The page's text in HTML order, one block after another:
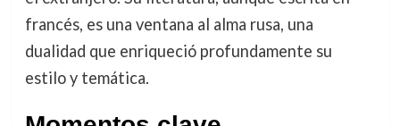
francés, es una ventana al alma rusa, una
dualidad que enriqueció profundamente su
estilo y temática.